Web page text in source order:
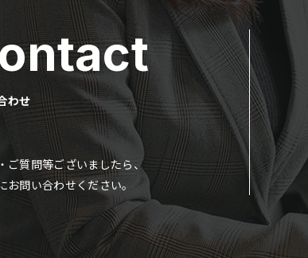
わせ
ご質問等ございましたら、
お問い合わせください。